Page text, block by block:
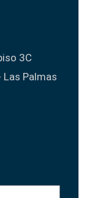
3C
Palmas